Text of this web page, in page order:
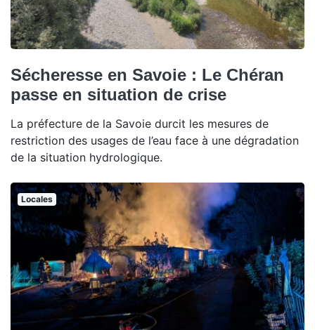
Sécheresse en Savoie : Le Chéran
passe en situation de crise
La préfecture de la Savoie durcit les mesures de
restriction des usages de l’eau face à une dégradation
de la situation hydrologique.
Locales